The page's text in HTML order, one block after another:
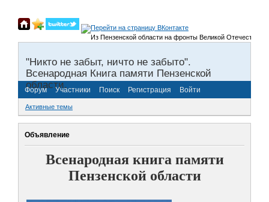
Из Пензенской области на фронты Великой
"Никто не забыт, ничто не забыто".
Всенародная Книга памяти Пензенской
области.
Форум Участники Поиск Регистрация Войти
Активные темы
Объявление
Всенародная книга памяти
Пензенской области